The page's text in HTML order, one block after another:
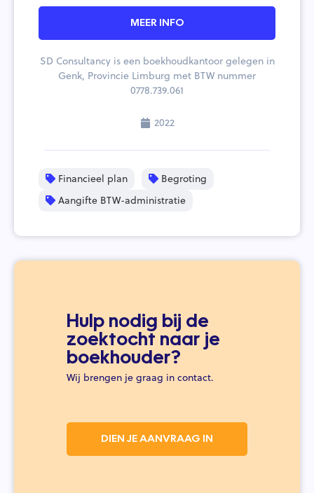
MEER INFO
SD Consultancy is een boekhoudkantoor gelegen in
Genk, Provincie Limburg met BTW nummer
0778.739.061
2022
Financieel plan
Begroting
Aangifte BTW-administratie
Hulp nodig bij de
zoektocht naar je
boekhouder?
Wij brengen je graag in contact.
DIEN JE AANVRAAG IN